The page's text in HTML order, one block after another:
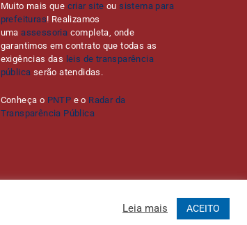
Muito mais que criar site ousistema para
prefeituras! Realizamos
umaassessoria completa, onde
garantimos em contrato que todas as
exigências das leis de transparência
pública serão atendidas.
Conheça o PNTP e o Radar da
Transparência Pública
Leia mais ACEITO